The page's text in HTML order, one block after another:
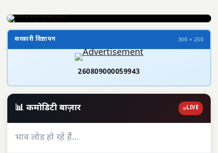
सरकारी विज्ञापन 300 × 250
260809000059943
📊 कमोडिटी बाज़ार LIVE
भाव लोड हो रहे हैं…